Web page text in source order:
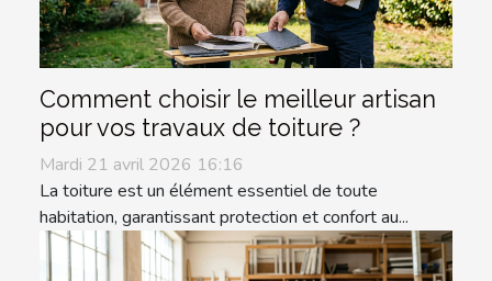
Comment choisir le meilleur artisan
pour vos travaux de toiture ?
Mardi 21 avril 2026 16:16
La toiture est un élément essentiel de toute
habitation, garantissant protection et confort au...